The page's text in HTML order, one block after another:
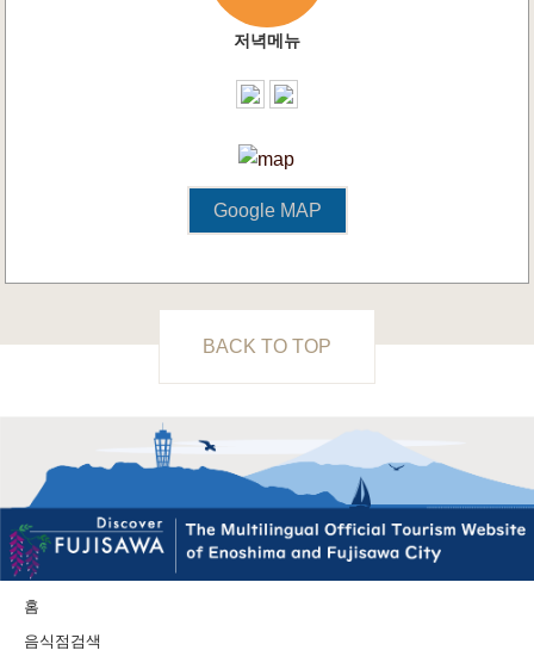
저녁메뉴
Google MAP
BACK TO TOP
홈
음식점검색